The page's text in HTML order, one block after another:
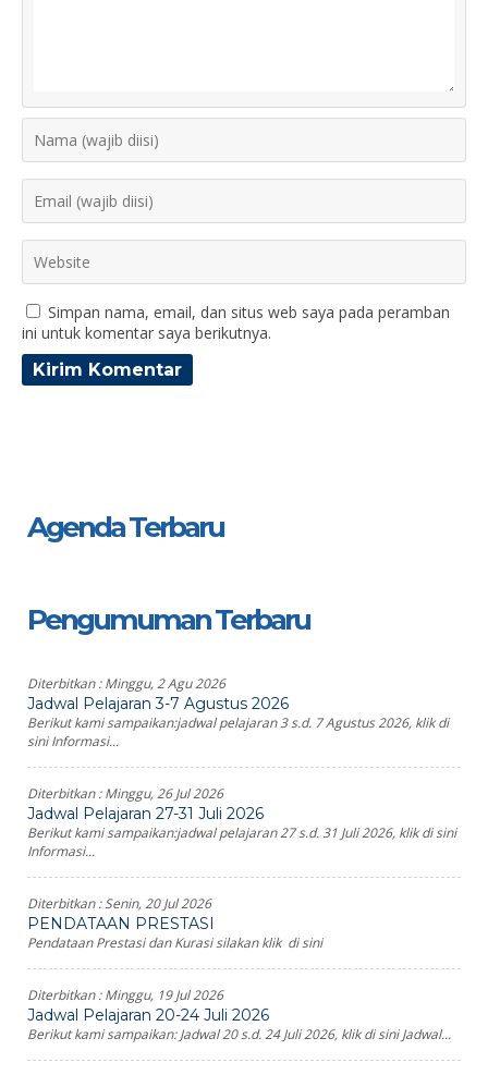
Simpan nama, email, dan situs web saya pada peramban
ini untuk komentar saya berikutnya.
Agenda Terbaru
Pengumuman Terbaru
Diterbitkan :Minggu, 2 Agu 2026
Jadwal Pelajaran 3-7 Agustus 2026
Berikut kami sampaikan:jadwal pelajaran 3 s.d. 7 Agustus 2026, klik di
sini Informasi...
Diterbitkan :Minggu, 26 Jul 2026
Jadwal Pelajaran 27-31 Juli 2026
Berikut kami sampaikan:jadwal pelajaran 27 s.d. 31 Juli 2026, klik di sini
Informasi...
Diterbitkan :Senin, 20 Jul 2026
PENDATAAN PRESTASI
Pendataan Prestasi dan Kurasi silakan klik di sini
Diterbitkan :Minggu, 19 Jul 2026
Jadwal Pelajaran 20-24 Juli 2026
Berikut kami sampaikan: Jadwal 20 s.d. 24 Juli 2026, klik di sini Jadwal...